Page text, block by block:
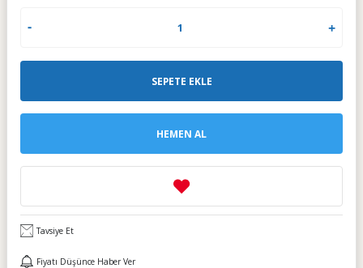
SEPETE EKLE
HEMEN AL
Tavsiye Et
Fiyatı Düşünce Haber Ver